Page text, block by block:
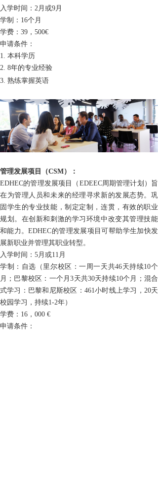
入学时间：2月或9月
学制：16个月
学费： 39 ， 500€
申请条件：
1. 本科学历
2. 8年的专业经验
3. 熟练掌握英语
管理发展项目（CSM）：
EDHEC的管理发展项目（ EDEEC周期管理计划）旨
在为管理人员和未来的经理寻求新的发展态势。巩
固学生的专业技能，制定定制，连贯，有效的职业
规划。在创新和刺激的学习环境中改变其管理技能
和能力。EDHEC的管理发展项目可帮助学生加快发
展新职业并管理其职业转型。
入学时间：5月或11 月
学制：自选（里尔校区：一周一天共46天持续10个
月；巴黎校区：一个月3天共30天持续10个月；混合
式学习：巴黎和尼斯校区： 461 小时线上学习， 20天
校园学习，持续1-2年）
学费： 16 ， 000 €
申请条件：